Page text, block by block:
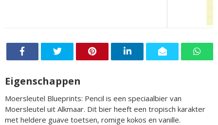
Eigenschappen
Moersleutel Blueprints: Pencil is een speciaalbier van
Moersleutel uit Alkmaar. Dit bier heeft een tropisch karakter
met heldere guave toetsen, romige kokos en vanille.